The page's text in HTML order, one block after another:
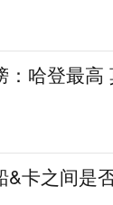
：哈登最
卡之间是